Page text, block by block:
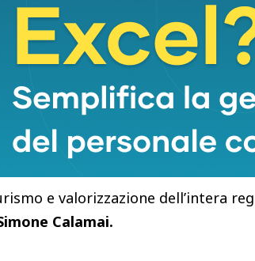
ragioni, la Provincia ritiene
in passato con il primo ricorso al
dagli altri enti per questo
la volontà di perseverare
reali prospettive di sviluppo per
dell’aeroporto di Pisa,
la Piana e la costa, garantirebbe
e valorizzazione dell’intera
Calamai.